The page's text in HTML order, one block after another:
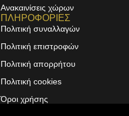
Ανακαινίσεις χώρων
ΠΛΗΡΟΦΟΡΙΕΣ
Πολιτική συναλλαγών
Πολιτική επιστροφών
Πολιτική απορρήτου
Πολιτική cookies
Όροι χρήσης